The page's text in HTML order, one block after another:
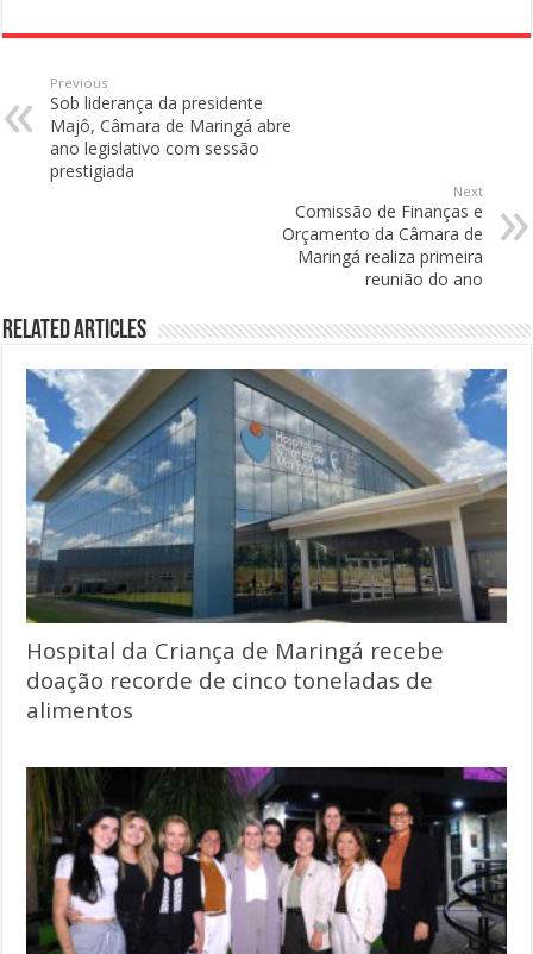
Previous
Sob liderança da presidente
Majô, Câmara de Maringá abre
ano legislativo com sessão
prestigiada
Next
Comissão de Finanças e
Orçamento da Câmara de
Maringá realiza primeira
reunião do ano
Related Articles
Hospital da Criança de Maringá recebe
doação recorde de cinco toneladas de
alimentos